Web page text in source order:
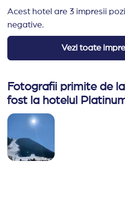
Acest hotel are 3 impresii
negative.
Vezi toate
Fotografii primite de
fost la hotelul